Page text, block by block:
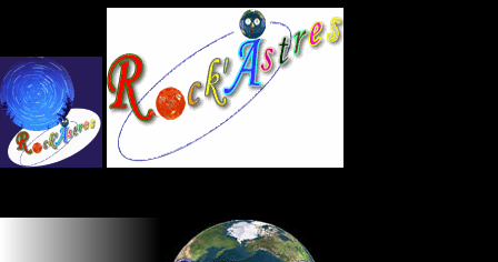
Panneau de gestion des cookies